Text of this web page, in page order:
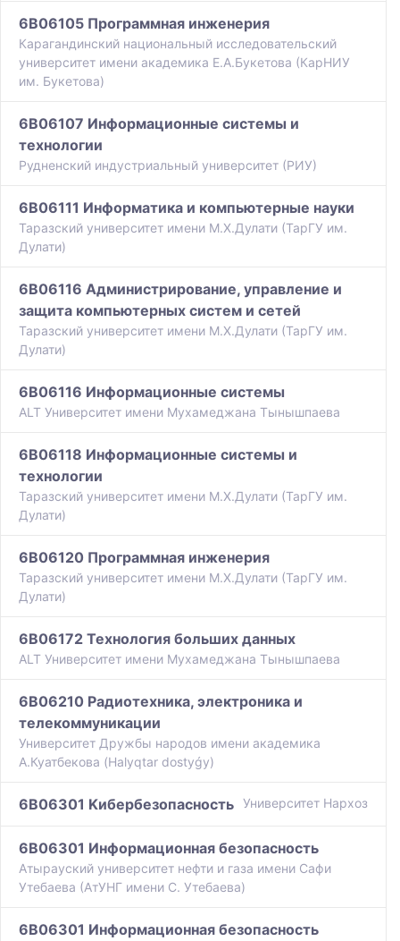
6B06105 Программная инженерия
Карагандинский национальный исследовательский
университет имени академика Е.А.Букетова (КарНИУ
им. Букетова)
6B06107 Информационные системы и
технологии
Рудненский индустриальный университет (РИУ)
6B06111 Информатика и компьютерные науки
Таразский университет имени М.Х.Дулати (ТарГУ им.
Дулати)
6B06116 Администрирование, управление и
защита компьютерных систем и сетей
Таразский университет имени М.Х.Дулати (ТарГУ им.
Дулати)
6B06116 Информационные системы
ALT Университет имени Мухамеджана Тынышпаева
6B06118 Информационные системы и
технологии
Таразский университет имени М.Х.Дулати (ТарГУ им.
Дулати)
6B06120 Программная инженерия
Таразский университет имени М.Х.Дулати (ТарГУ им.
Дулати)
6B06172 Технология больших данных
ALT Университет имени Мухамеджана Тынышпаева
6B06210 Радиотехника, электроника и
телекоммуникации
Университет Дружбы народов имени академика
А.Куатбекова (Halyqtar dostyǵy)
6B06301 Kибербезопасность Университет Нархоз
6B06301 Информационная безопасность
Атырауский университет нефти и газа имени Сафи
Утебаева (АтУНГ имени С. Утебаева)
6B06301 Информационная безопасность